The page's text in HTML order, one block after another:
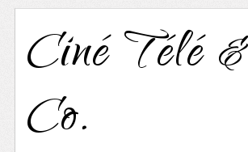
Ciné Télé &
Co.